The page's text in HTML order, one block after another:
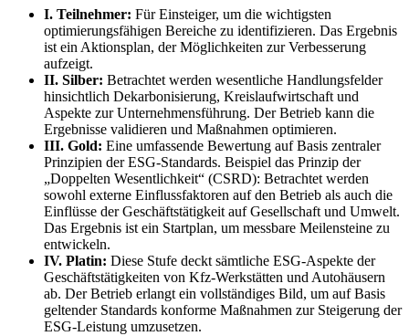
I. Teilnehmer: Für Einsteiger, um die wichtigsten
optimierungsfähigen Bereiche zu identifizieren. Das Ergebnis
ist ein Aktionsplan, der Möglichkeiten zur Verbesserung
aufzeigt.
II. Silber: Betrachtet werden wesentliche Handlungsfelder
hinsichtlich Dekarbonisierung, Kreislaufwirtschaft und
Aspekte zur Unternehmensführung. Der Betrieb kann die
Ergebnisse validieren und Maßnahmen optimieren.
III. Gold: Eine umfassende Bewertung auf Basis zentraler
Prinzipien der ESG-Standards. Beispiel das Prinzip der
„Doppelten Wesentlichkeit“ (CSRD): Betrachtet werden
sowohl externe Einflussfaktoren auf den Betrieb als auch die
Einflüsse der Geschäftstätigkeit auf Gesellschaft und Umwelt.
Das Ergebnis ist ein Startplan, um messbare Meilensteine zu
entwickeln.
IV. Platin: Diese Stufe deckt sämtliche ESG-Aspekte der
Geschäftstätigkeiten von Kfz-Werkstätten und Autohäusern
ab. Der Betrieb erlangt ein vollständiges Bild, um auf Basis
geltender Standards konforme Maßnahmen zur Steigerung der
ESG-Leistung umzusetzen.